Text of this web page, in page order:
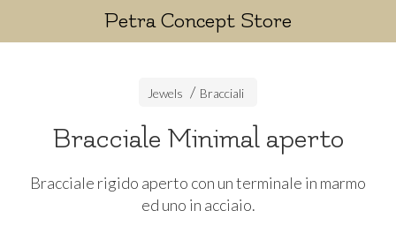
Petra Concept Store
Jewels Bracciali
Bracciale Minimal aperto
Bracciale rigido aperto con un terminale in marmo
ed uno in acciaio.